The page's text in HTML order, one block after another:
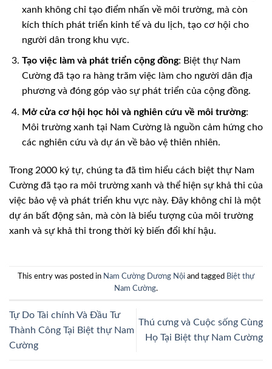
xanh không chỉ tạo điểm nhấn về môi trường, mà còn
kích thích phát triển kinh tế và du lịch, tạo cơ hội cho
người dân trong khu vực.
Tạo việc làm và phát triển cộng đồng: Biệt thự Nam
Cường đã tạo ra hàng trăm việc làm cho người dân địa
phương và đóng góp vào sự phát triển của cộng đồng.
Mở cửa cơ hội học hỏi và nghiên cứu về môi trường:
Môi trường xanh tại Nam Cường là nguồn cảm hứng cho
các nghiên cứu và dự án về bảo vệ thiên nhiên.
Trong 2000 ký tự, chúng ta đã tìm hiểu cách biệt thự Nam
Cường đã tạo ra môi trường xanh và thể hiện sự khả thi của
việc bảo vệ và phát triển khu vực này. Đây không chỉ là một
dự án bất động sản, mà còn là biểu tượng của môi trường
xanh và sự khả thi trong thời kỳ biến đổi khí hậu.
This entry was posted in Nam Cường Dương Nội and tagged Biệt thự
Nam Cường.
Tự Do Tài chính Và Đầu Tư
Thành Công Tại Biệt thự Nam
Cường
Thú cưng và Cuộc sống Cùng
Họ Tại Biệt thự Nam Cường